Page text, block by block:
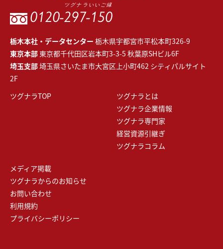
0120-297-150
ツグナラいいご縁
栃木本社・データセンター 栃木県宇都宮市平松本町326-9
東京本部 東京都千代田区岩本町3-3-5 秋葉原SHビル6F
埼玉支部埼玉県さいたま市大宮区上小町462 シティパルサイト
2F
ツグナラTOP
ツグナラとは
ツグナラ企業情報
ツグナラ専門家
経営資源引継ぎ
ツグナラコラム
メディア掲載
ツグナラからのお知らせ
お問い合わせ
利用規約
プライバシーポリシー